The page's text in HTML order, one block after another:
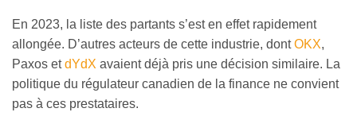
En 2023, la liste des partants s’est en effet rapidement
allongée. D’autres acteurs de cette industrie, dontOKX,
Paxos etdYdX avaient déjà pris une décision similaire. La
politique du régulateur canadien de la finance ne convient
pas à ces prestataires.